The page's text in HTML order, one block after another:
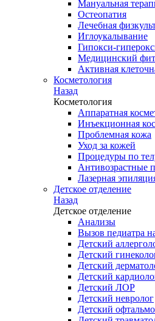
Мануальная
Остеопатия
Лечебная
Иглоукалывание
Гипокси-
Медицинский
Активная
Косметология
Назад
Косметология
Аппаратная
Инъекционная
Проблемная кожа
Уход за кожей
Процедуры по
Антивозрастные
Лазерная
Детское отделение
Назад
Детское отделение
Анализы
Вызов педиатра
Детский
Детский
Детский
Детский
Детский ЛОР
Детский невролог
Детский